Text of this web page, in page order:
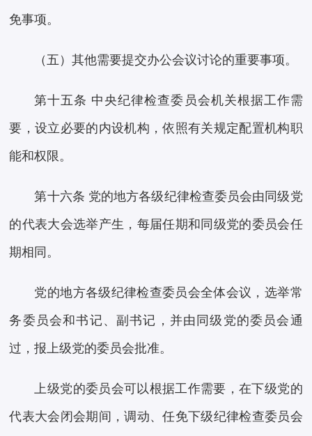
免事项。
（五）其他需要提交办公会议讨论的重要事项。
第十五条 中央纪律检查委员会机关根据工作需
要，设立必要的内设机构，依照有关规定配置机构职
能和权限。
第十六条 党的地方各级纪律检查委员会由同级党
的代表大会选举产生，每届任期和同级党的委员会任
期相同。
党的地方各级纪律检查委员会全体会议，选举常
务委员会和书记、副书记，并由同级党的委员会通
过，报上级党的委员会批准。
上级党的委员会可以根据工作需要，在下级党的
代表大会闭会期间，调动、任免下级纪律检查委员会